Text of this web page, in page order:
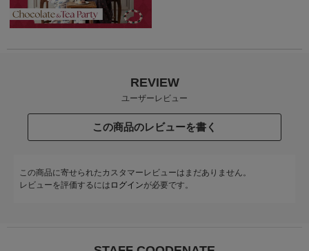
REVIEW
ユーザーレビュー
この商品のレビューを書く
この商品に寄せられたカスタマーレビューはまだありません。
レビューを評価するには ログインが必要です。